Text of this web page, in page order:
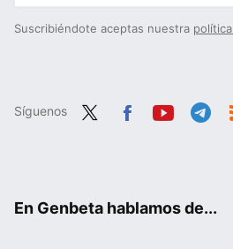
Suscribiéndote aceptas nuestra
Síguenos
En Genbeta hablamos de...